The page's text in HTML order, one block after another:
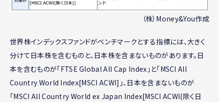
（株）Money&You作成
世界株インデックスファンドがベンチマークとする指標には、大きく
分けて日本株を含むものと、日本株を含まないものがあります。日
本を含むものが「FTSE Global All Cap Index」と「MSCI All
Country World Index[MSCI ACWI]」、日本を含まないものが
「MSCI All Country World ex Japan Index[MSCI ACWI(除く日